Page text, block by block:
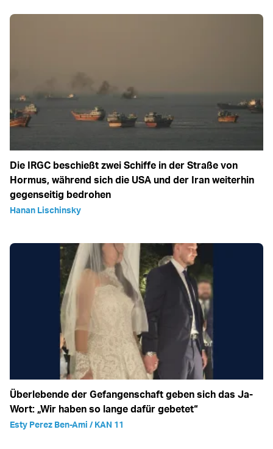
Die IRGC beschießt zwei Schiffe in der Straße von
Hormus, während sich die USA und der Iran weiterhin
gegenseitig bedrohen
Hanan Lischinsky
Überlebende der Gefangenschaft geben sich das Ja-
Wort: „Wir haben so lange dafür gebetet“
Esty Perez Ben-Ami / KAN 11